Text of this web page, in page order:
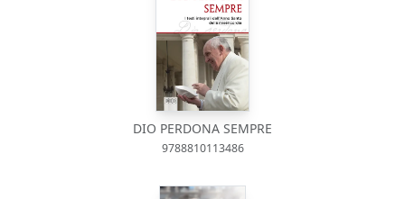
DIO PERDONA SEMPRE
9788810113486